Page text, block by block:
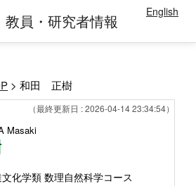
教員・研究者情報 English
> 和田 正樹
（最終更新日 : 2026-04-14 23:34:54）
Masaki
化学類 数理自然科学コース